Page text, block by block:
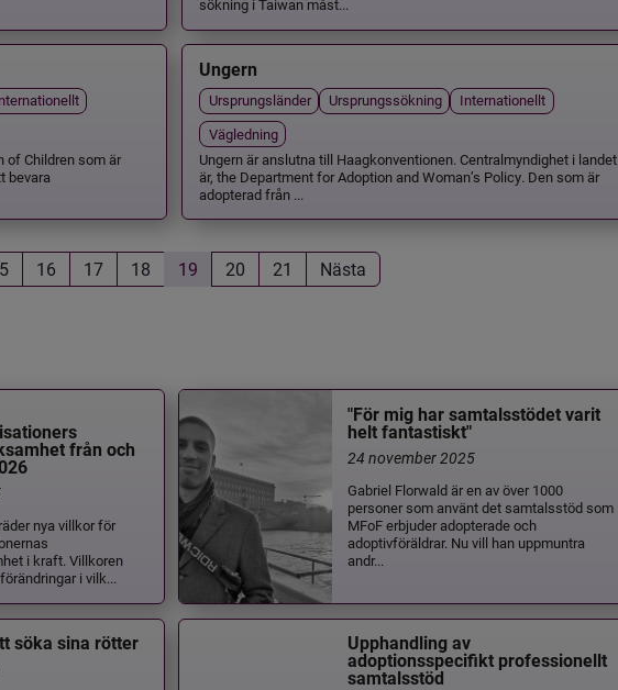
sökning i Taiwan måst...
of Children som är
bevara
Ungern
Ursprungsländer Ursprungssökning
Internationellt
Vägledning
Ungern är anslutna till Haagkonventionen. Centralmyndighet i landet
är, the Department for Adoption and Woman’s Policy. Den som är
adopterad från ...
16 17 18 19 20 21 Nästa
från och
nya villkor för
i kraft. Villkoren
i vilk...
"För mig har samtalsstödet varit
helt fantastiskt"
24 november 2025
Gabriel Florwald är en av över 1000
personer som använt det samtalsstöd som
MFoF erbjuder adopterade och
adoptivföräldrar. Nu vill han uppmuntra
andr...
söka sina rötter
Upphandling av
adoptionsspecifikt professionellt
samtalsstöd